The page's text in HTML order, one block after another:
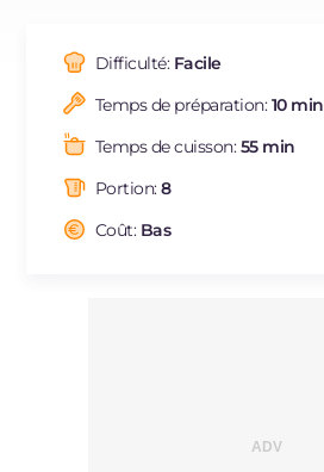
ES
BR
NL
Difficulté: Facile
Temps de préparation:10 min
Temps de cuisson:55 min
Portion:8
Coût: Bas